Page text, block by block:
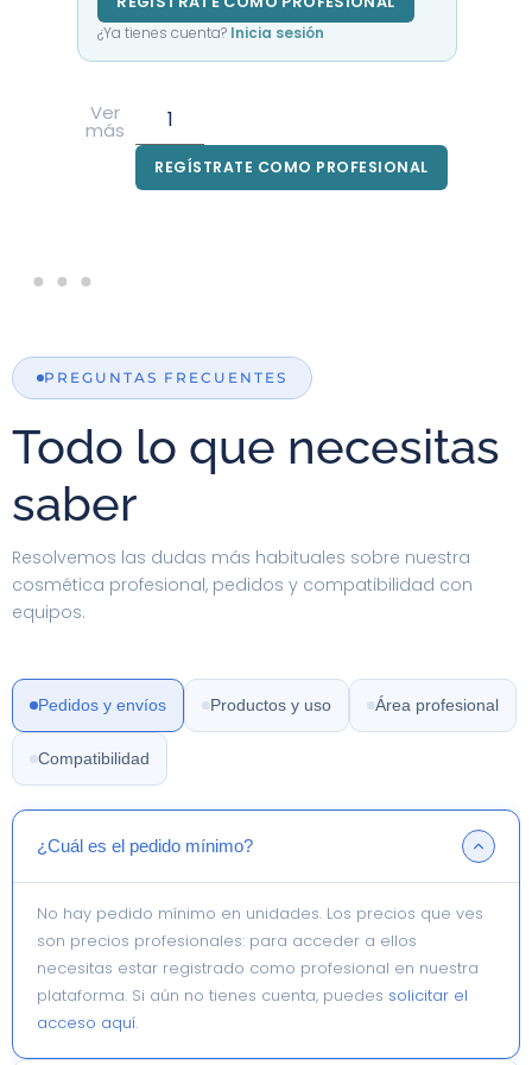
¿Ya tienes cuenta? Inicia sesión
Ver
más
REGÍSTRATE COMO PROFESIONAL
PREGUNTAS FRECUENTES
Todo lo que necesitas
saber
Resolvemos las dudas más habituales sobre nuestra
cosmética profesional, pedidos y compatibilidad con
equipos.
Pedidos y envíos Productos y uso Área profesional
Compatibilidad
¿Cuál es el pedido mínimo?
No hay pedido mínimo en unidades. Los precios que ves
son precios profesionales: para acceder a ellos
necesitas estar registrado como profesional en nuestra
plataforma. Si aún no tienes cuenta, puedes solicitar el
acceso aquí.